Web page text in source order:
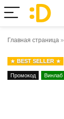
Главная страница »
BEST SELLER
Промокод Винлаб